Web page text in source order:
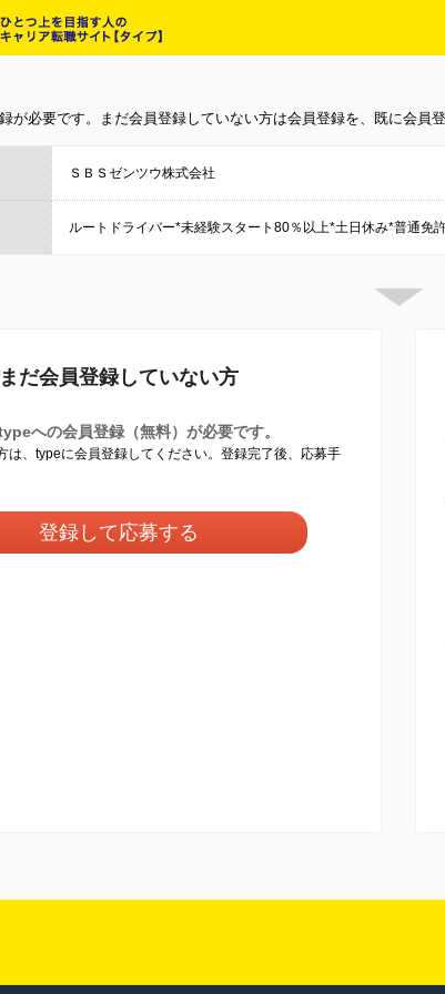
が必要です。まだ会員登録していない方は会員登録を、既に会員
ＳＢＳゼンツウ株式会社
ルートドライバー*未経験スタート80％以上*土日休み*普通免
まだ会員登録していない方
への会員登録（無料）が必要です。
は、typeに会員登録してください。登録完了後、応募手
登録して応募する